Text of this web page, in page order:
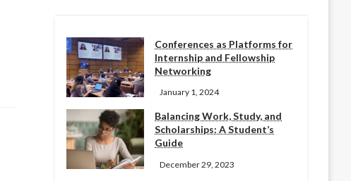
Conferences as Platforms for
Internship and Fellowship
Networking
January 1, 2024
Balancing Work, Study, and
Scholarships: A Student’s
Guide
December 29, 2023